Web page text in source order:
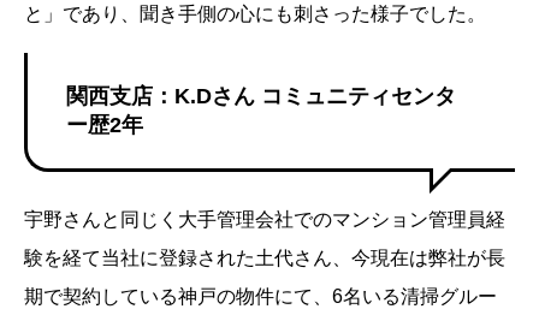
と」であり、聞き手側の心にも刺さった様子でした。
関西支店：K.Dさん コミュニティセンタ
ー歴2年
宇野さんと同じく大手管理会社でのマンション管理員経
験を経て当社に登録された土代さん、今現在は弊社が長
期で契約している神戸の物件にて、6名いる清掃グルー